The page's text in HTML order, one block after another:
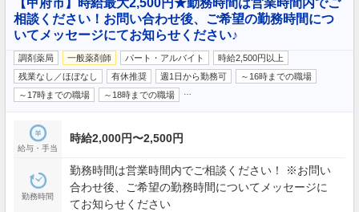
【甲府市】時給最大2,500円★勤務時間は営業時間内でご
相談ください！お問い合わせ後、ご希望の勤務時間につ
いてメッセージにてお知らせください♪
調剤薬局 一般薬剤師 パート・アルバイト
時給2,500円以上
残業なし／ほぼなし
有休推奨 週1日から勤務可
～16時までの職場
～17時までの職場
～18時までの職場
給与・手当
時給2,000円〜2,500円
勤務時間
勤務時間は営業時間内でご相談ください！ ※お問い
合わせ後、ご希望の勤務時間についてメッセージに
てお知らせください